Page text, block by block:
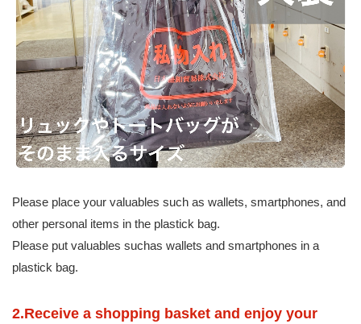
Please place your valuables such as wallets, smartphones, and
other personal items in the plastick bag.
Please put valuables suchas wallets and smartphones in a
plastick bag.
2.Receive a shopping basket and enjoy your